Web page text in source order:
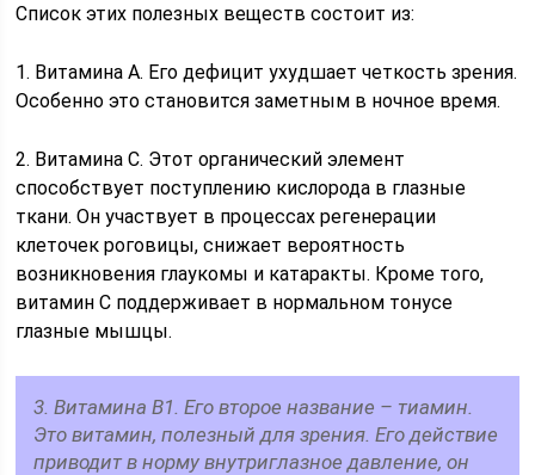
Список этих полезных веществ состоит из:
1. Витамина А. Его дефицит ухудшает четкость зрения.
Особенно это становится заметным в ночное время.
2. Витамина С. Этот органический элемент
способствует поступлению кислорода в глазные
ткани. Он участвует в процессах регенерации
клеточек роговицы, снижает вероятность
возникновения глаукомы и катаракты. Кроме того,
витамин С поддерживает в нормальном тонусе
глазные мышцы.
3. Витамина В1. Его второе название – тиамин.
Это витамин, полезный для зрения. Его действие
приводит в норму внутриглазное давление, он